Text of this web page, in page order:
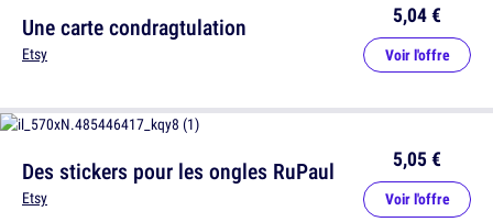
Des stickers pour les ongles RuPaul
Etsy
5,05 €
Voir l'offre
Une carte condragtulation
Etsy
5,04 €
Voir l'offre